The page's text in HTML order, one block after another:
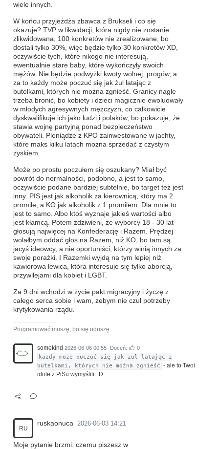
wiele innych.
W końcu przyjeżdża zbawca z Brukseli i co się
okazuje? TVP w likwidacji, która nigdy nie zostanie
zlikwidowana, 100 konkretów nie zrealizowane, bo
dostali tylko 30%, więc będzie tylko 30 konkretów XD,
oczywiście tych, które nikogo nie interesują,
ewentualnie stare baby, które wykończyły swoich
mężów. Nie będzie podwyżki kwoty wolnej, progów, a
za to każdy może poczuć się jak żul latając z
butelkami, których nie można zgnieść. Granicy nagle
trzeba bronić, bo kobiety i dzieci magicznie ewoluowały
w młodych agresywnych mężczyzn, co całkowicie
dyskwalifikuje ich jako ludzi i polaków, bo pokazuje, że
stawia wojnę partyjną ponad bezpieczeństwo
obywateli. Pieniądze z KPO zainwestowane w jachty,
które maks kilku latach można sprzedać z czystym
zyskiem.
Może po prostu poczułem się oszukany? Miał być
powrót do normalności, podobno, a jest to samo,
oczywiście podane bardziej subtelnie, bo target też jest
inny. PIS jest jak alkoholik za kierownicą, który ma 2
promile, a KO jak alkoholik z 1 promilem. Dla mnie to
jest to samo. Albo ktoś wyznaje jakieś wartości albo
jest kłamcą. Potem zdziwieni, że wyborcy 18 - 30 lat
głosują najwięcej na Konfederację i Razem. Prędzej
wolałbym oddać głos na Razem, niż KO, bo tam są
jacyś ideowcy, a nie oportuniści, którzy winią innych za
swoje porażki. I Razemki wyjdą na tym lepiej niż
kawiorowa lewica, która interesuje się tylko aborcją,
przywilejami dla kobiet i LGBT.
Za 9 dni wchodzi w życie pakt migracyjny i życzę z
całego serca sobie i wam, żebym nie czuł potrzeby
krytykowania rządu.
Programować muszę, bo się uduszę
somekind 2026-06-06 00:55 Doceń: 0
każdy może poczuć się jak żul latając z
butelkami, których nie można zgnieść - ale to Twoi
idole z PiSu wymyślili. :D
RU
ruskaonuca 2026-06-03 14:21
Moje pytanie brzmi: czemu piszesz w